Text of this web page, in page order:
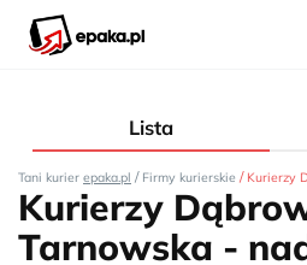
Lista
Tani kurier epaka.pl / Firmy kurierskie / Kurierzy
Kurierzy
Tarnowska -